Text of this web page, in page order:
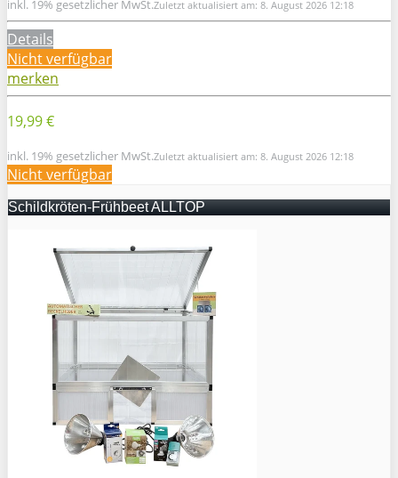
inkl. 19% gesetzlicher MwSt.Zuletzt aktualisiert am: 8. August 2026 12:18
Details
Nicht verfügbar
merken
19,99 €
inkl. 19% gesetzlicher MwSt.Zuletzt aktualisiert am: 8. August 2026 12:18
Nicht verfügbar
Schildkröten-Frühbeet ALLTOP